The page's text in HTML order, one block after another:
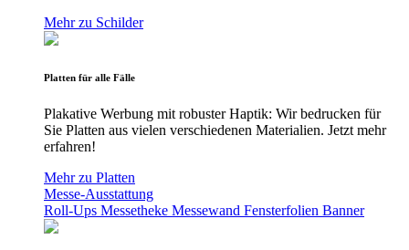
Mehr zu Schilder
Platten für alle Fälle
Plakative Werbung mit robuster Haptik: Wir bedrucken für
Sie Platten aus vielen verschiedenen Materialien. Jetzt mehr
erfahren!
Mehr zu Platten
Messe-Ausstattung
Roll-Ups Messetheke Messewand Fensterfolien Banner